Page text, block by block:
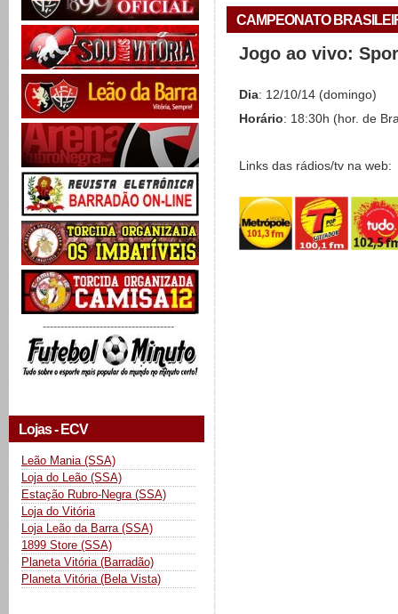
-------------------------------------
Lojas - ECV
Leão Mania (SSA)
Loja do Leão (SSA)
Estação Rubro-Negra (SSA)
Loja do Vitória
Loja Leão da Barra (SSA)
1899 Store (SSA)
Planeta Vitória (Barradão)
Planeta Vitória (Bela Vista)
CAMPEONATO
Jogo ao vivo:
Dia: 12/10/14 (domingo)
Horário: 18:30h (hor. de
Links das rádios/tv na web: